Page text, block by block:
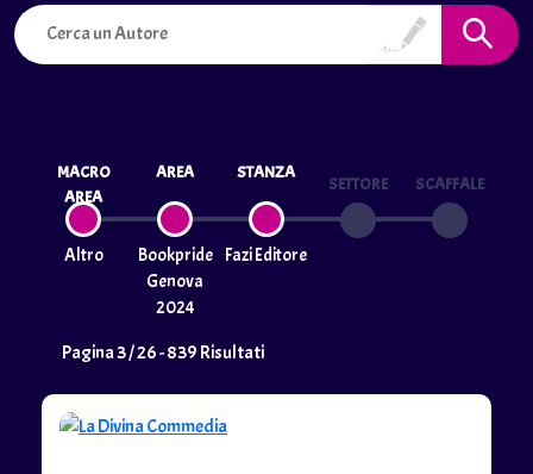
MACRO
AREA
Altro
AREA
Bookpride
Genova
2024
STANZA
Fazi Editore
SETTORE SCAFFALE
Pagina 3 / 26 - 839 Risultati